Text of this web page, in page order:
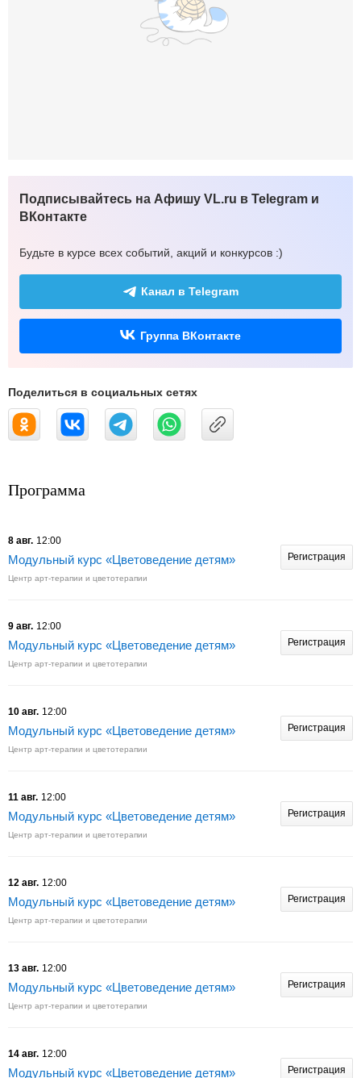
Подписывайтесь на Афишу VL.ru в Telegram и
ВКонтакте
Будьте в курсе всех событий, акций и конкурсов :)
Канал в Telegram
Группа ВКонтакте
Поделиться в социальных сетях
Программа
8 авг. 12:00
Модульный курс «Цветоведение детям»
Центр арт-терапии и цветотерапии
Регистрация
9 авг. 12:00
Модульный курс «Цветоведение детям»
Центр арт-терапии и цветотерапии
Регистрация
10 авг. 12:00
Модульный курс «Цветоведение детям»
Центр арт-терапии и цветотерапии
Регистрация
11 авг. 12:00
Модульный курс «Цветоведение детям»
Центр арт-терапии и цветотерапии
Регистрация
12 авг. 12:00
Модульный курс «Цветоведение детям»
Центр арт-терапии и цветотерапии
Регистрация
13 авг. 12:00
Модульный курс «Цветоведение детям»
Центр арт-терапии и цветотерапии
Регистрация
14 авг. 12:00
Модульный курс «Цветоведение детям» Регистрация